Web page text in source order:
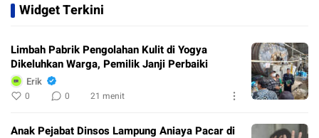
Widget Terkini
Limbah Pabrik Pengolahan Kulit di Yogya
Dikeluhkan Warga, Pemilik Janji Perbaiki
Erik
0 0 21 menit
Anak Pejabat Dinsos Lampung Aniaya Pacar di